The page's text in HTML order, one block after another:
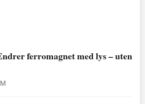
ferromagnet med lys – uten